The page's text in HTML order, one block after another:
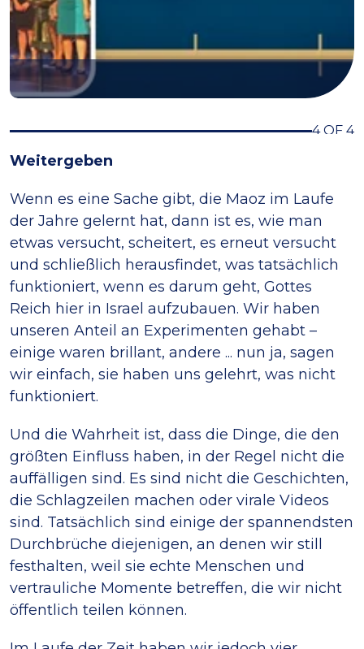
4 OF 4
Weitergeben
Wenn es eine Sache gibt, die Maoz im Laufe
der Jahre gelernt hat, dann ist es, wie man
etwas versucht, scheitert, es erneut versucht
und schließlich herausfindet, was tatsächlich
funktioniert, wenn es darum geht, Gottes
Reich hier in Israel aufzubauen. Wir haben
unseren Anteil an Experimenten gehabt –
einige waren brillant, andere ... nun ja, sagen
wir einfach, sie haben uns gelehrt, was nicht
funktioniert.
Und die Wahrheit ist, dass die Dinge, die den
größten Einfluss haben, in der Regel nicht die
auffälligen sind. Es sind nicht die Geschichten,
die Schlagzeilen machen oder virale Videos
sind. Tatsächlich sind einige der spannendsten
Durchbrüche diejenigen, an denen wir still
festhalten, weil sie echte Menschen und
vertrauliche Momente betreffen, die wir nicht
öffentlich teilen können.